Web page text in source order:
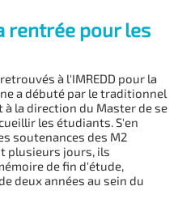
rentrée pour les
à l'IMREDD pour la
a débuté par le traditionnel
à la direction du Master de se
les étudiants. S'en
soutenances des M2
plusieurs jours, ils
de fin d'étude,
deux années au sein du